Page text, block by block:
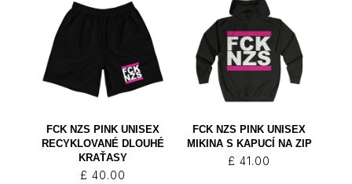
FCK NZS PINK UNISEX
RECYKLOVANÉ DLOUHÉ
KRAŤASY
£ 40.00
FCK NZS PINK UNISEX
MIKINA S KAPUCÍ NA ZIP
£ 41.00